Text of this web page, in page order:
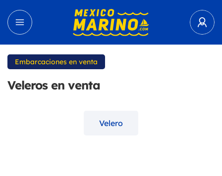
Embarcaciones en venta
Veleros en venta
Velero